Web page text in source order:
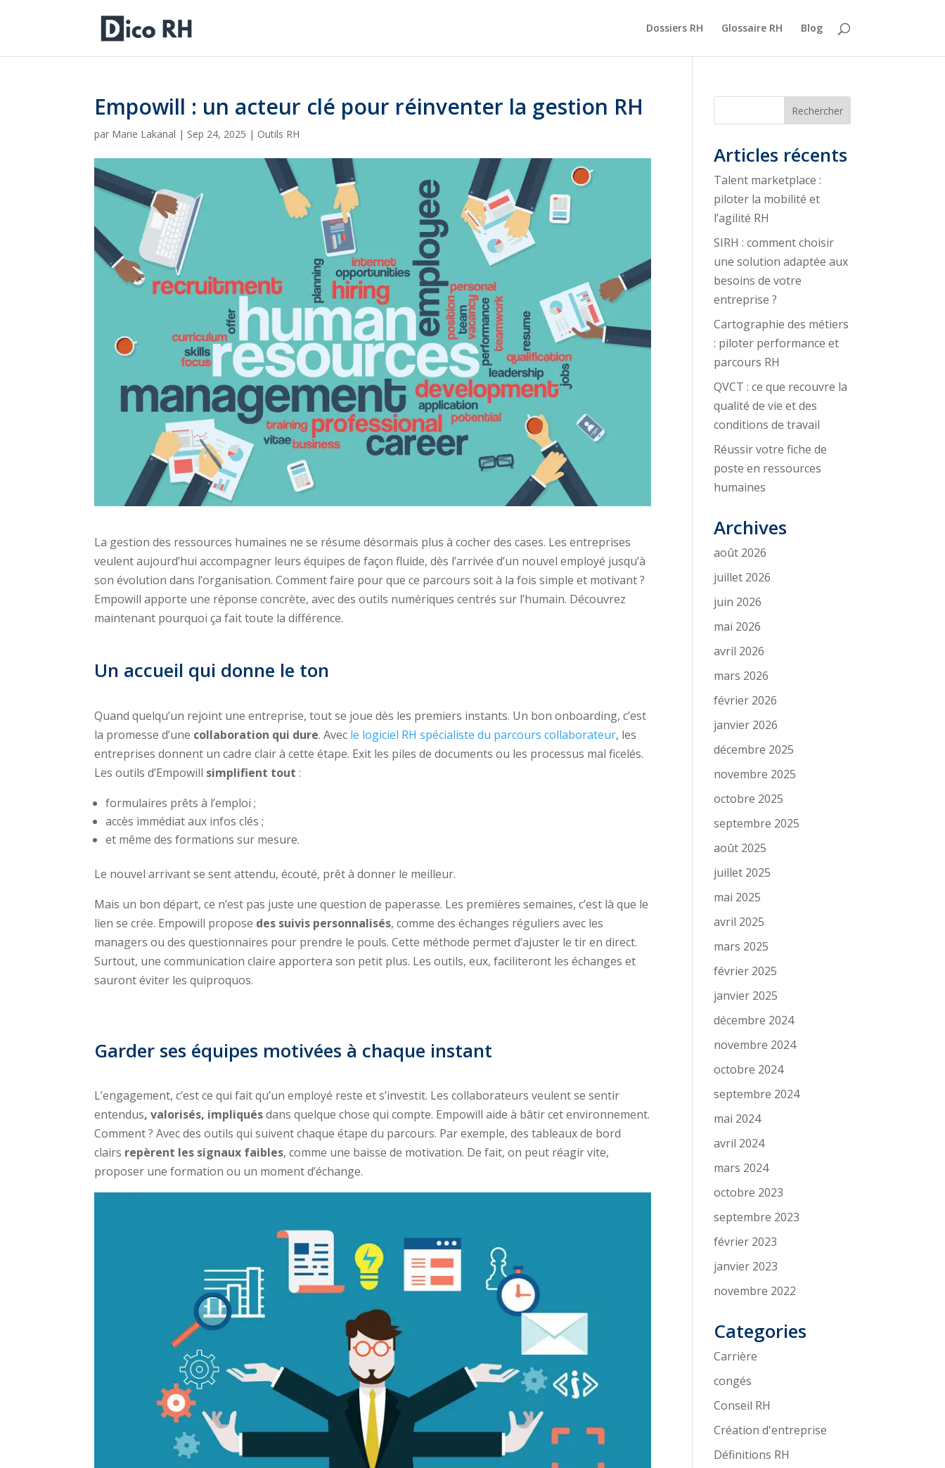
Dossiers RH Glossaire RH Blog
Empowill : un acteur clé pour réinventer la gestion RH
par Marie Lakanal | Sep 24, 2025 | Outils RH
La gestion des ressources humaines ne se résume désormais plus à cocher des cases. Les entreprises
veulent aujourd’hui accompagner leurs équipes de façon fluide, dès l’arrivée d’un nouvel employé jusqu’à
son évolution dans l’organisation. Comment faire pour que ce parcours soit à la fois simple et motivant ?
Empowill apporte une réponse concrète, avec des outils numériques centrés sur l’humain. Découvrez
maintenant pourquoi ça fait toute la différence.
Un accueil qui donne le ton
Quand quelqu’un rejoint une entreprise, tout se joue dès les premiers instants. Un bon onboarding, c’est
la promesse d’une collaboration qui dure. Avec le logiciel RH spécialiste du parcours collaborateur, les
entreprises donnent un cadre clair à cette étape. Exit les piles de documents ou les processus mal ficelés.
Les outils d’Empowill simplifient tout :
formulaires prêts à l’emploi ;
accès immédiat aux infos clés ;
et même des formations sur mesure.
Le nouvel arrivant se sent attendu, écouté, prêt à donner le meilleur.
Mais un bon départ, ce n’est pas juste une question de paperasse. Les premières semaines, c’est là que le
lien se crée. Empowill propose des suivis personnalisés, comme des échanges réguliers avec les
managers ou des questionnaires pour prendre le pouls. Cette méthode permet d’ajuster le tir en direct.
Surtout, une communication claire apportera son petit plus. Les outils, eux, faciliteront les échanges et
sauront éviter les quiproquos.
Garder ses équipes motivées à chaque instant
L’engagement, c’est ce qui fait qu’un employé reste et s’investit. Les collaborateurs veulent se sentir
entendus, valorisés, impliquésdans quelque chose qui compte. Empowill aide à bâtir cet environnement.
Comment ? Avec des outils qui suivent chaque étape du parcours. Par exemple, des tableaux de bord
clairs repèrent les signaux faibles, comme une baisse de motivation. De fait, on peut réagir vite,
proposer une formation ou un moment d’échange.
Rechercher
Articles récents
Talent marketplace :
piloter la mobilité et
l’agilité RH
SIRH : comment choisir
une solution adaptée aux
besoins de votre
entreprise ?
Cartographie des métiers
: piloter performance et
parcours RH
QVCT : ce que recouvre la
qualité de vie et des
conditions de travail
Réussir votre fiche de
poste en ressources
humaines
Archives
août 2026
juillet 2026
juin 2026
mai 2026
avril 2026
mars 2026
février 2026
janvier 2026
décembre 2025
novembre 2025
octobre 2025
septembre 2025
août 2025
juillet 2025
mai 2025
avril 2025
mars 2025
février 2025
janvier 2025
décembre 2024
novembre 2024
octobre 2024
septembre 2024
mai 2024
avril 2024
mars 2024
octobre 2023
septembre 2023
février 2023
janvier 2023
novembre 2022
Categories
Carrière
congés
Conseil RH
Création d'entreprise
Définitions RH